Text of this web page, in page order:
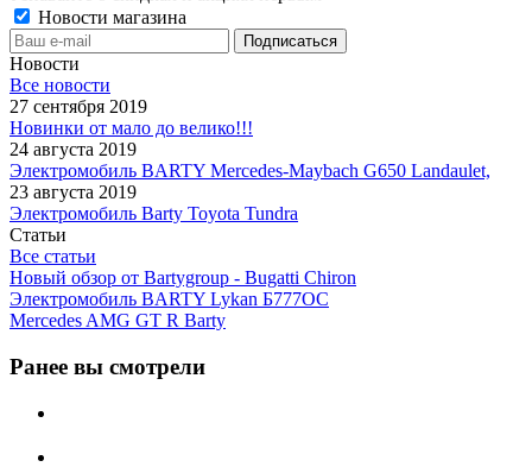
Новости магазина
Новости
Все новости
27 сентября 2019
Новинки от мало до велико!!!
24 августа 2019
Электромобиль BARTY Mercedes-Maybach G650 Landaulet,
23 августа 2019
Электромобиль Barty Toyota Tundra
Статьи
Все статьи
Новый обзор от Bartygroup - Bugatti Chiron
Электромобиль BARTY Lykan Б777ОС
Mercedes AMG GT R Barty
Ранее вы смотрели